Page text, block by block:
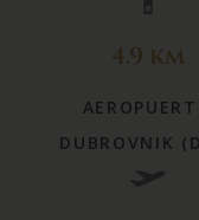
4.9 km
DUBROVNIK